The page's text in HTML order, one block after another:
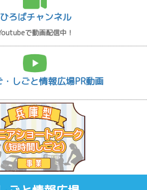
ひろばチャンネル
で動画配信中！
・しごと情報広場PR動画